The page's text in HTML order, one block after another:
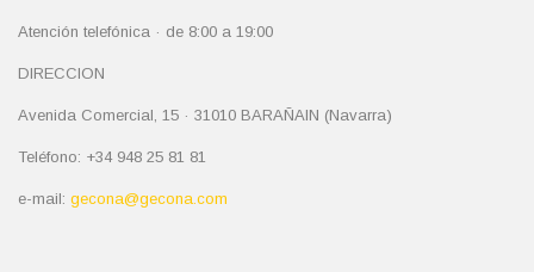
Atención telefónica · de 8:00 a 19:00
DIRECCION
Avenida Comercial, 15 · 31010 BARAÑAIN (Navarra)
Teléfono: +34 948 25 81 81
e-mail: gecona@gecona.com